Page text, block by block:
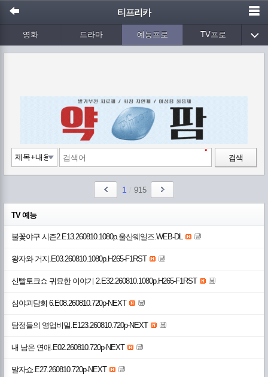
티프리카
영화 드라마 예능프로 TV프로
애니메이션 음악 Wetv
검색
1 915
TV 예능
불꽃야구 시즌2.E13.260810.1080p.울산웨일즈.WEB-DL
왕자와 거지.E03.260810.1080p.H265-F1RST
신빨토크쇼 귀묘한 이야기 2.E32.260810.1080p.H265-F1RST
심야괴담회 6.E08.260810.720p-NEXT
탐정들의 영업비밀.E123.260810.720p-NEXT
내 남은 연애.E02.260810.720p-NEXT
말자쇼.E27.260810.720p-NEXT